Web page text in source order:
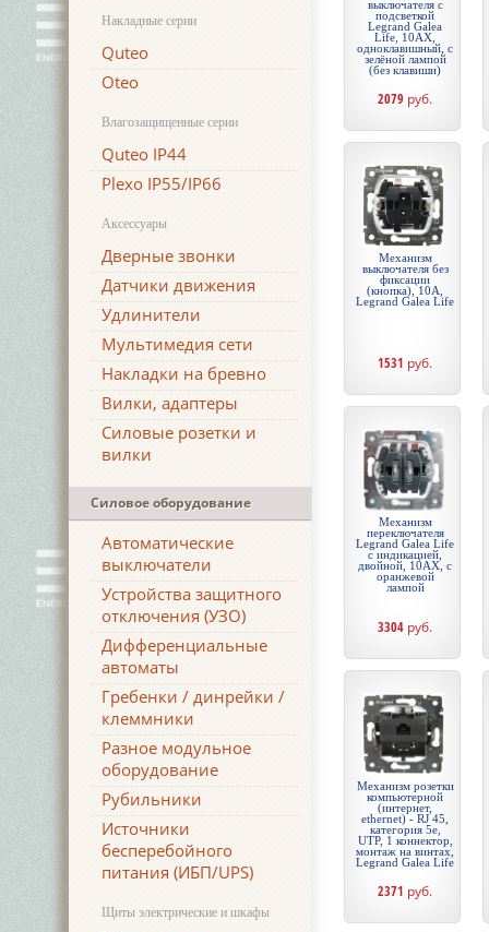
Накладные серии
Quteo
Oteo
Влагозащищенные серии
Quteo IP44
Plexo IP55/IP66
Аксессуары
Дверные звонки
Датчики движения
Удлинители
Мультимедия сети
Накладки на бревно
Вилки, адаптеры
Силовые розетки и
вилки
Силовое оборудование
Автоматические
выключатели
Устройства защитного
отключения (УЗО)
Дифференциальные
автоматы
Гребенки / динрейки /
клеммники
Разное модульное
оборудование
Рубильники
Источники
бесперебойного
питания (ИБП/UPS)
Щиты электрические и шкафы
выключателя с
подсветкой
Legrand Galea
Life, 10АХ,
одноклавишный, с
зелёной лампой
(без клавиши)
2079 руб.
Механизм
выключателя без
фиксации
(кнопка), 10А,
Legrand Galea Life
1531 руб.
Механизм
переключателя
Legrand Galea Life
с индикацией,
двойной, 10АХ, с
оранжевой
лампой
3304 руб.
Механизм розетки
компьютерной
(интернет,
ethernet) - RJ 45,
категория 5e,
UTP, 1 коннектор,
монтаж на винтах,
Legrand Galea Life
2371 руб.